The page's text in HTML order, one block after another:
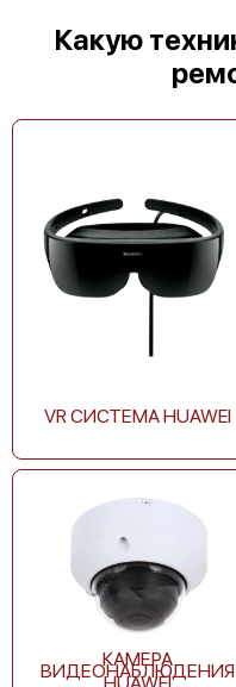
Какую
VR СИСТЕМА HUAWEI
КАМЕРА
ВИДЕОНАБЛЮДЕНИЯ